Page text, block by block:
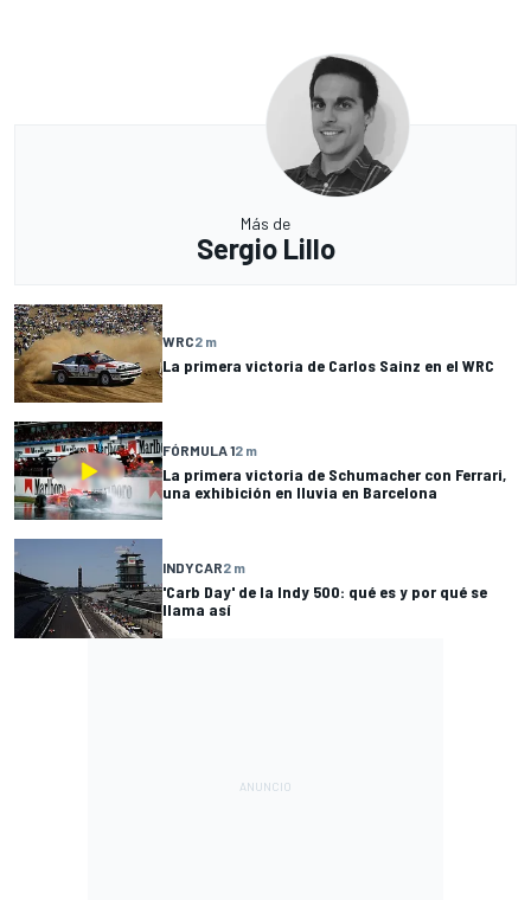
Más de
Sergio Lillo
WRC2 m
La primera victoria de Carlos Sainz en el WRC
FÓRMULA 12 m
La primera victoria de Schumacher con Ferrari,
una exhibición en lluvia en Barcelona
INDYCAR2 m
'Carb Day' de la Indy 500: qué es y por qué se
llama así